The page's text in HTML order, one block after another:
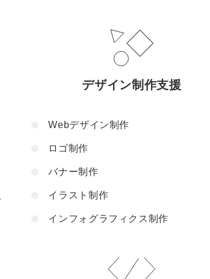
デザイン制作支援
Webデザイン制作
ロゴ制作
バナー制作
イラスト制作
インフォグラフィクス制作